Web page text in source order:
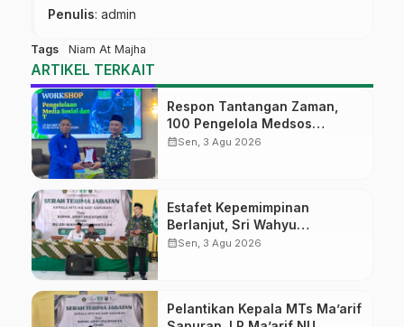
Penulis: admin
Tags Niam At Majha
ARTIKEL TERKAIT
Respon Tantangan Zaman,
100 Pengelola Medsos
Sekolah Ma’arif Pekalongan
calendar_monthSen, 3 Agu 2026
Estafet Kepemimpinan
Berlanjut, Sri Wahyu
Susilowati Resmi Pimpin MTs
calendar_monthSen, 3 Agu 2026
Pelantikan Kepala MTs Ma’arif